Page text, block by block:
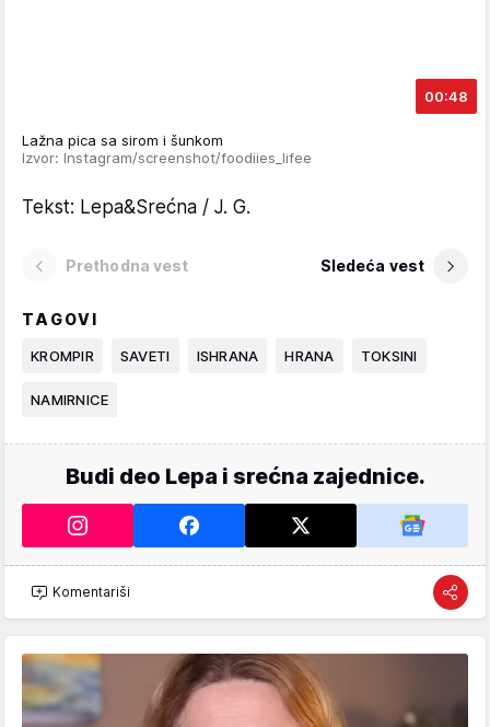
00:48
Lažna pica sa sirom i šunkom
Izvor: Instagram/screenshot/foodiies_lifee
Tekst: Lepa&Srećna / J. G.
Prethodna vest Sledeća vest
TAGOVI
KROMPIR SAVETI ISHRANA HRANA TOKSINI
NAMIRNICE
Budi deo Lepa i srećna zajednice.
Komentariši